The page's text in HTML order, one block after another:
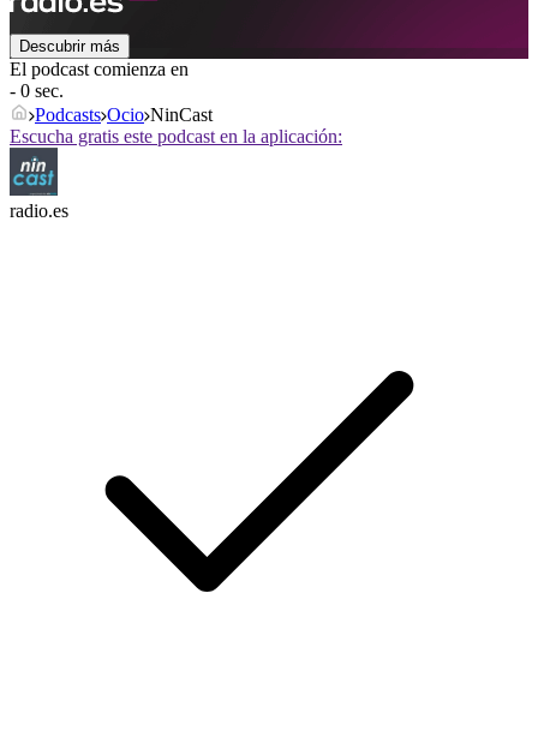
Descubrir más
El podcast comienza en
- 0 sec.
Podcasts Ocio NinCast
Escucha gratis este podcast en la aplicación:
radio.es